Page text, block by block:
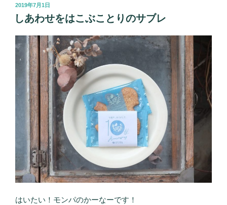
投
稿
日:
2019年7月1日
しあわせをはこぶことりのサブレ
はいたい！モンパのかーなーです！